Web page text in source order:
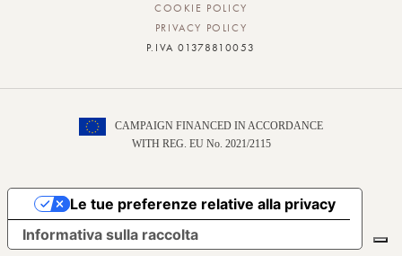
COOKIE POLICY
PRIVACY POLICY
P.IVA 01378810053
CAMPAIGN FINANCED IN ACCORDANCE
WITH REG. EU No. 2021/2115
Informativa sulla raccolta
Le tue preferenze relative alla privacy